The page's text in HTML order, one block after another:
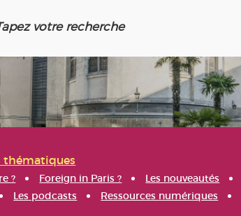
thématiques
? Foreign in Paris ? Les nouveautés
Les podcasts Ressources numériques